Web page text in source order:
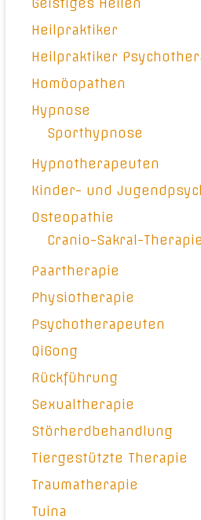
Geistiges Heilen
Heilpraktiker
Heilpraktiker
Homöopathen
Hypnose
Sporthypnose
Hypnotherapeuten
Kinder- und
Osteopathie
Cranio-Sakral-Therapie
Paartherapie
Physiotherapie
Psychotherapeuten
QiGong
Rückführung
Sexualtherapie
Störherdbehandlung
Tiergestützte Therapie
Traumatherapie
Tuina